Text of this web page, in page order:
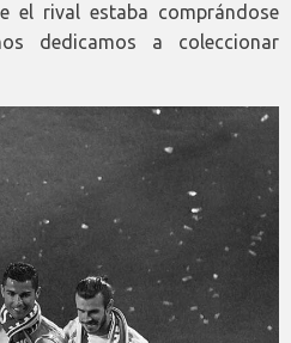
el rival estaba comprándose
dedicamos a coleccionar